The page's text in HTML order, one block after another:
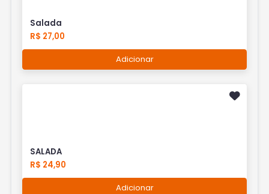
Salada
R$ 27,00
Adicionar
SALADA
R$ 24,90
Adicionar